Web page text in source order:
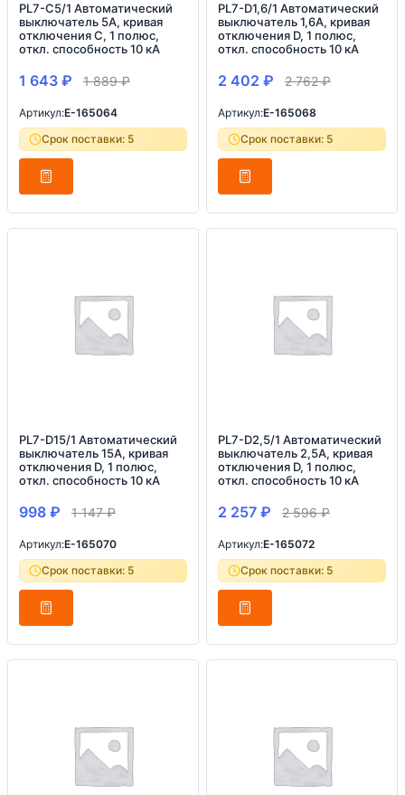
PL7-C5/1 Автоматический
выключатель 5А, кривая
отключения С, 1 полюс,
откл. способность 10 кА
1 643 ₽ 1 889₽
Артикул:E-165064
Срок поставки: 5
PL7-D1,6/1 Автоматический
выключатель 1,6А, кривая
отключения D, 1 полюс,
откл. способность 10 кА
2 402 ₽ 2 762₽
Артикул:E-165068
Срок поставки: 5
PL7-D15/1 Автоматический
выключатель 15А, кривая
отключения D, 1 полюс,
откл. способность 10 кА
998 ₽ 1 147₽
Артикул:E-165070
Срок поставки: 5
PL7-D2,5/1 Автоматический
выключатель 2,5А, кривая
отключения D, 1 полюс,
откл. способность 10 кА
2 257 ₽ 2 596₽
Артикул:E-165072
Срок поставки: 5